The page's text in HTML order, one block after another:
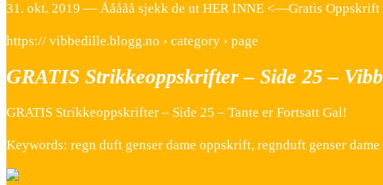
31. okt. 2019 — Ååååå sjekk de ut HER INNE <—Gratis
https:// vibbedille.blogg.no › category › page
GRATIS Strikkeoppskrifter – Side 25 –
GRATIS Strikkeoppskrifter – Side 25 – Tante er Fortsatt Gal!
Keywords: regn duft genser dame oppskrift, regnduft genser